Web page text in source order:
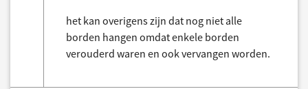
het kan overigens zijn dat nog niet alle
borden hangen omdat enkele borden
verouderd waren en ook vervangen worden.